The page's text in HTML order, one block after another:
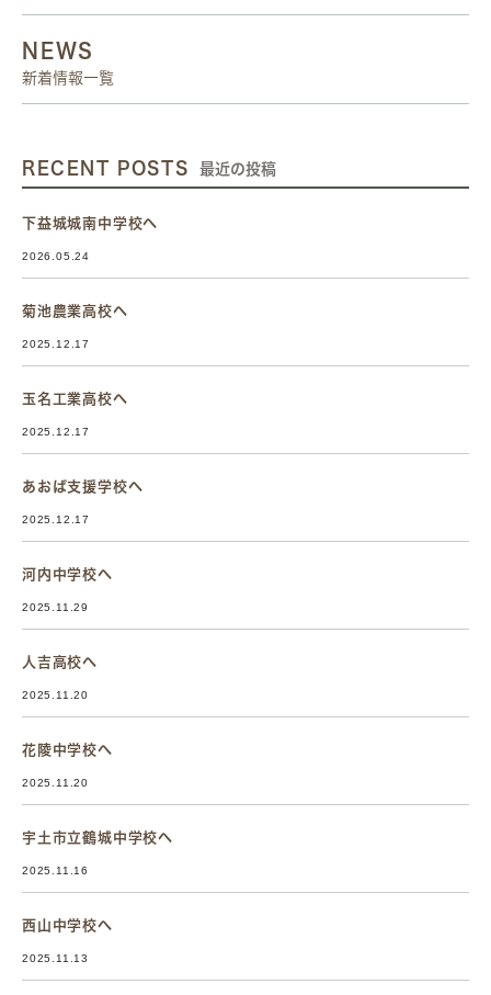
NEWS
新着情報一覧
RECENT POSTS 最近の投稿
下益城城南中学校へ
2026.05.24
菊池農業高校へ
2025.12.17
玉名工業高校へ
2025.12.17
あおば支援学校へ
2025.12.17
河内中学校へ
2025.11.29
人吉高校へ
2025.11.20
花陵中学校へ
2025.11.20
宇土市立鶴城中学校へ
2025.11.16
西山中学校へ
2025.11.13